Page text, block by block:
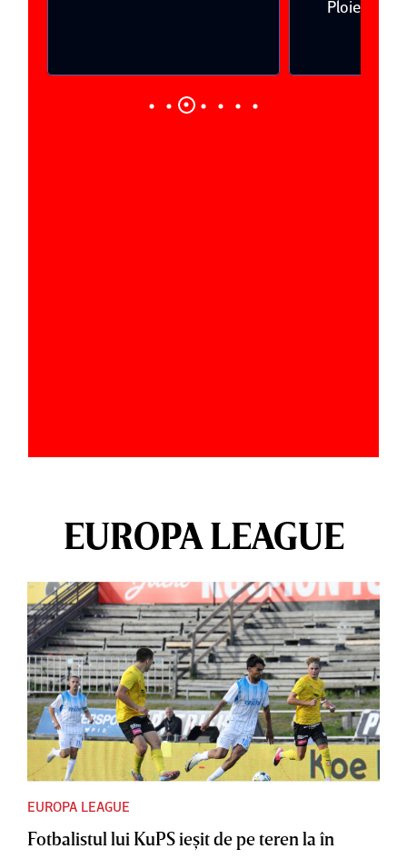
Ploieşti
EUROPA LEAGUE
EUROPA LEAGUE
Fotbalistul lui KuPS ieşit de pe teren la în